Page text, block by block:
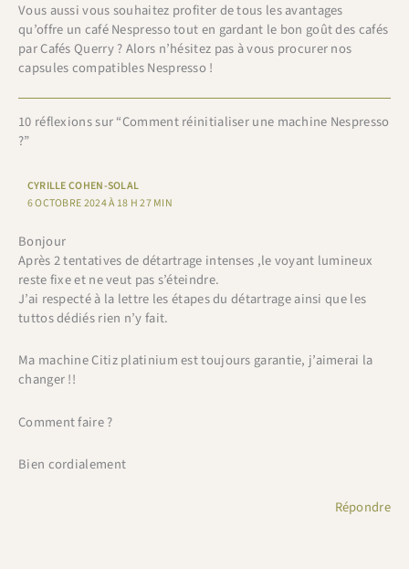
Vous aussi vous souhaitez profiter de tous les avantages
qu’offre un café Nespresso tout en gardant le bon goût des cafés
par Cafés Querry ? Alors n’hésitez pas à vous procurer nos
capsules compatibles Nespresso !
10 réflexions sur “Comment réinitialiser une machine Nespresso
?”
CYRILLE COHEN-SOLAL
6 OCTOBRE 2024 À 18 H 27 MIN
Bonjour
Après 2 tentatives de détartrage intenses ,le voyant lumineux
reste fixe et ne veut pas s’éteindre.
J’ai respecté à la lettre les étapes du détartrage ainsi que les
tuttos dédiés rien n’y fait.
Ma machine Citiz platinium est toujours garantie, j’aimerai la
changer !!
Comment faire ?
Bien cordialement
Répondre